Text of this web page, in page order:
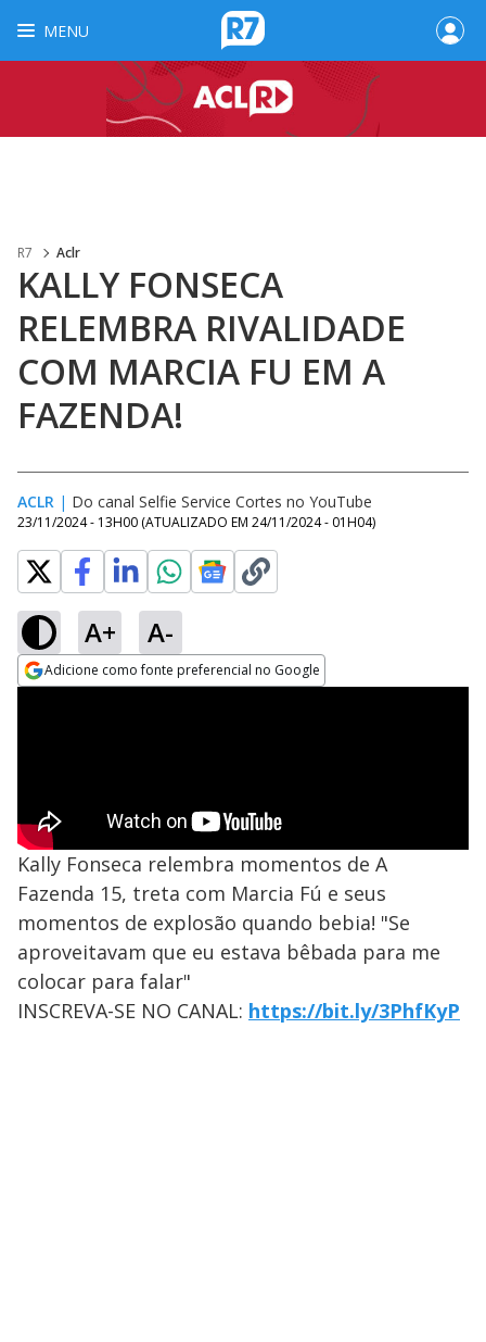
MENU
R7 Aclr
KALLY FONSECA
RELEMBRA RIVALIDADE
COM MARCIA FU EM A
FAZENDA!
ACLR | Do canal Selfie Service Cortes no YouTube
23/11/2024 - 13H00 (ATUALIZADO EM 24/11/2024 - 01H04)
A+ A-
Adicione como fonte preferencial no Google
Kally Fonseca relembra momentos de A
Fazenda 15, treta com Marcia Fú e seus
momentos de explosão quando bebia! "Se
aproveitavam que eu estava bêbada para me
colocar para falar"
INSCREVA-SE NO CANAL: https://bit.ly/3PhfKyP